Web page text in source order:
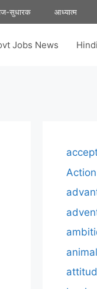
सुधारक आध्यात्म
Jobs News
Action